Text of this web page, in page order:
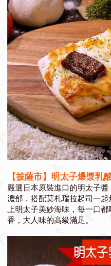
【披薩市】明太子爆漿乳
嚴選日本原裝進口的明太子醬
濃郁，搭配莫札瑞拉起司一
上明太子美妙海味，每一口
香，大人味的高級滿足。